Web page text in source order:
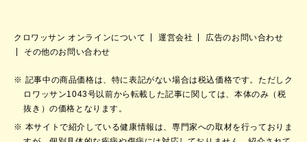
クロワッサン オンラインについて 運営会社
広告のお問い合わせ
その他のお問い合わせ
記事中の商品価格は、特に表記がない場合は税込価格です。ただしク
ロワッサン1043号以前から転載した記事に関しては、本体のみ（税
抜き）の価格となります。
本サイトで紹介している健康情報は、専門家への取材を行っておりま